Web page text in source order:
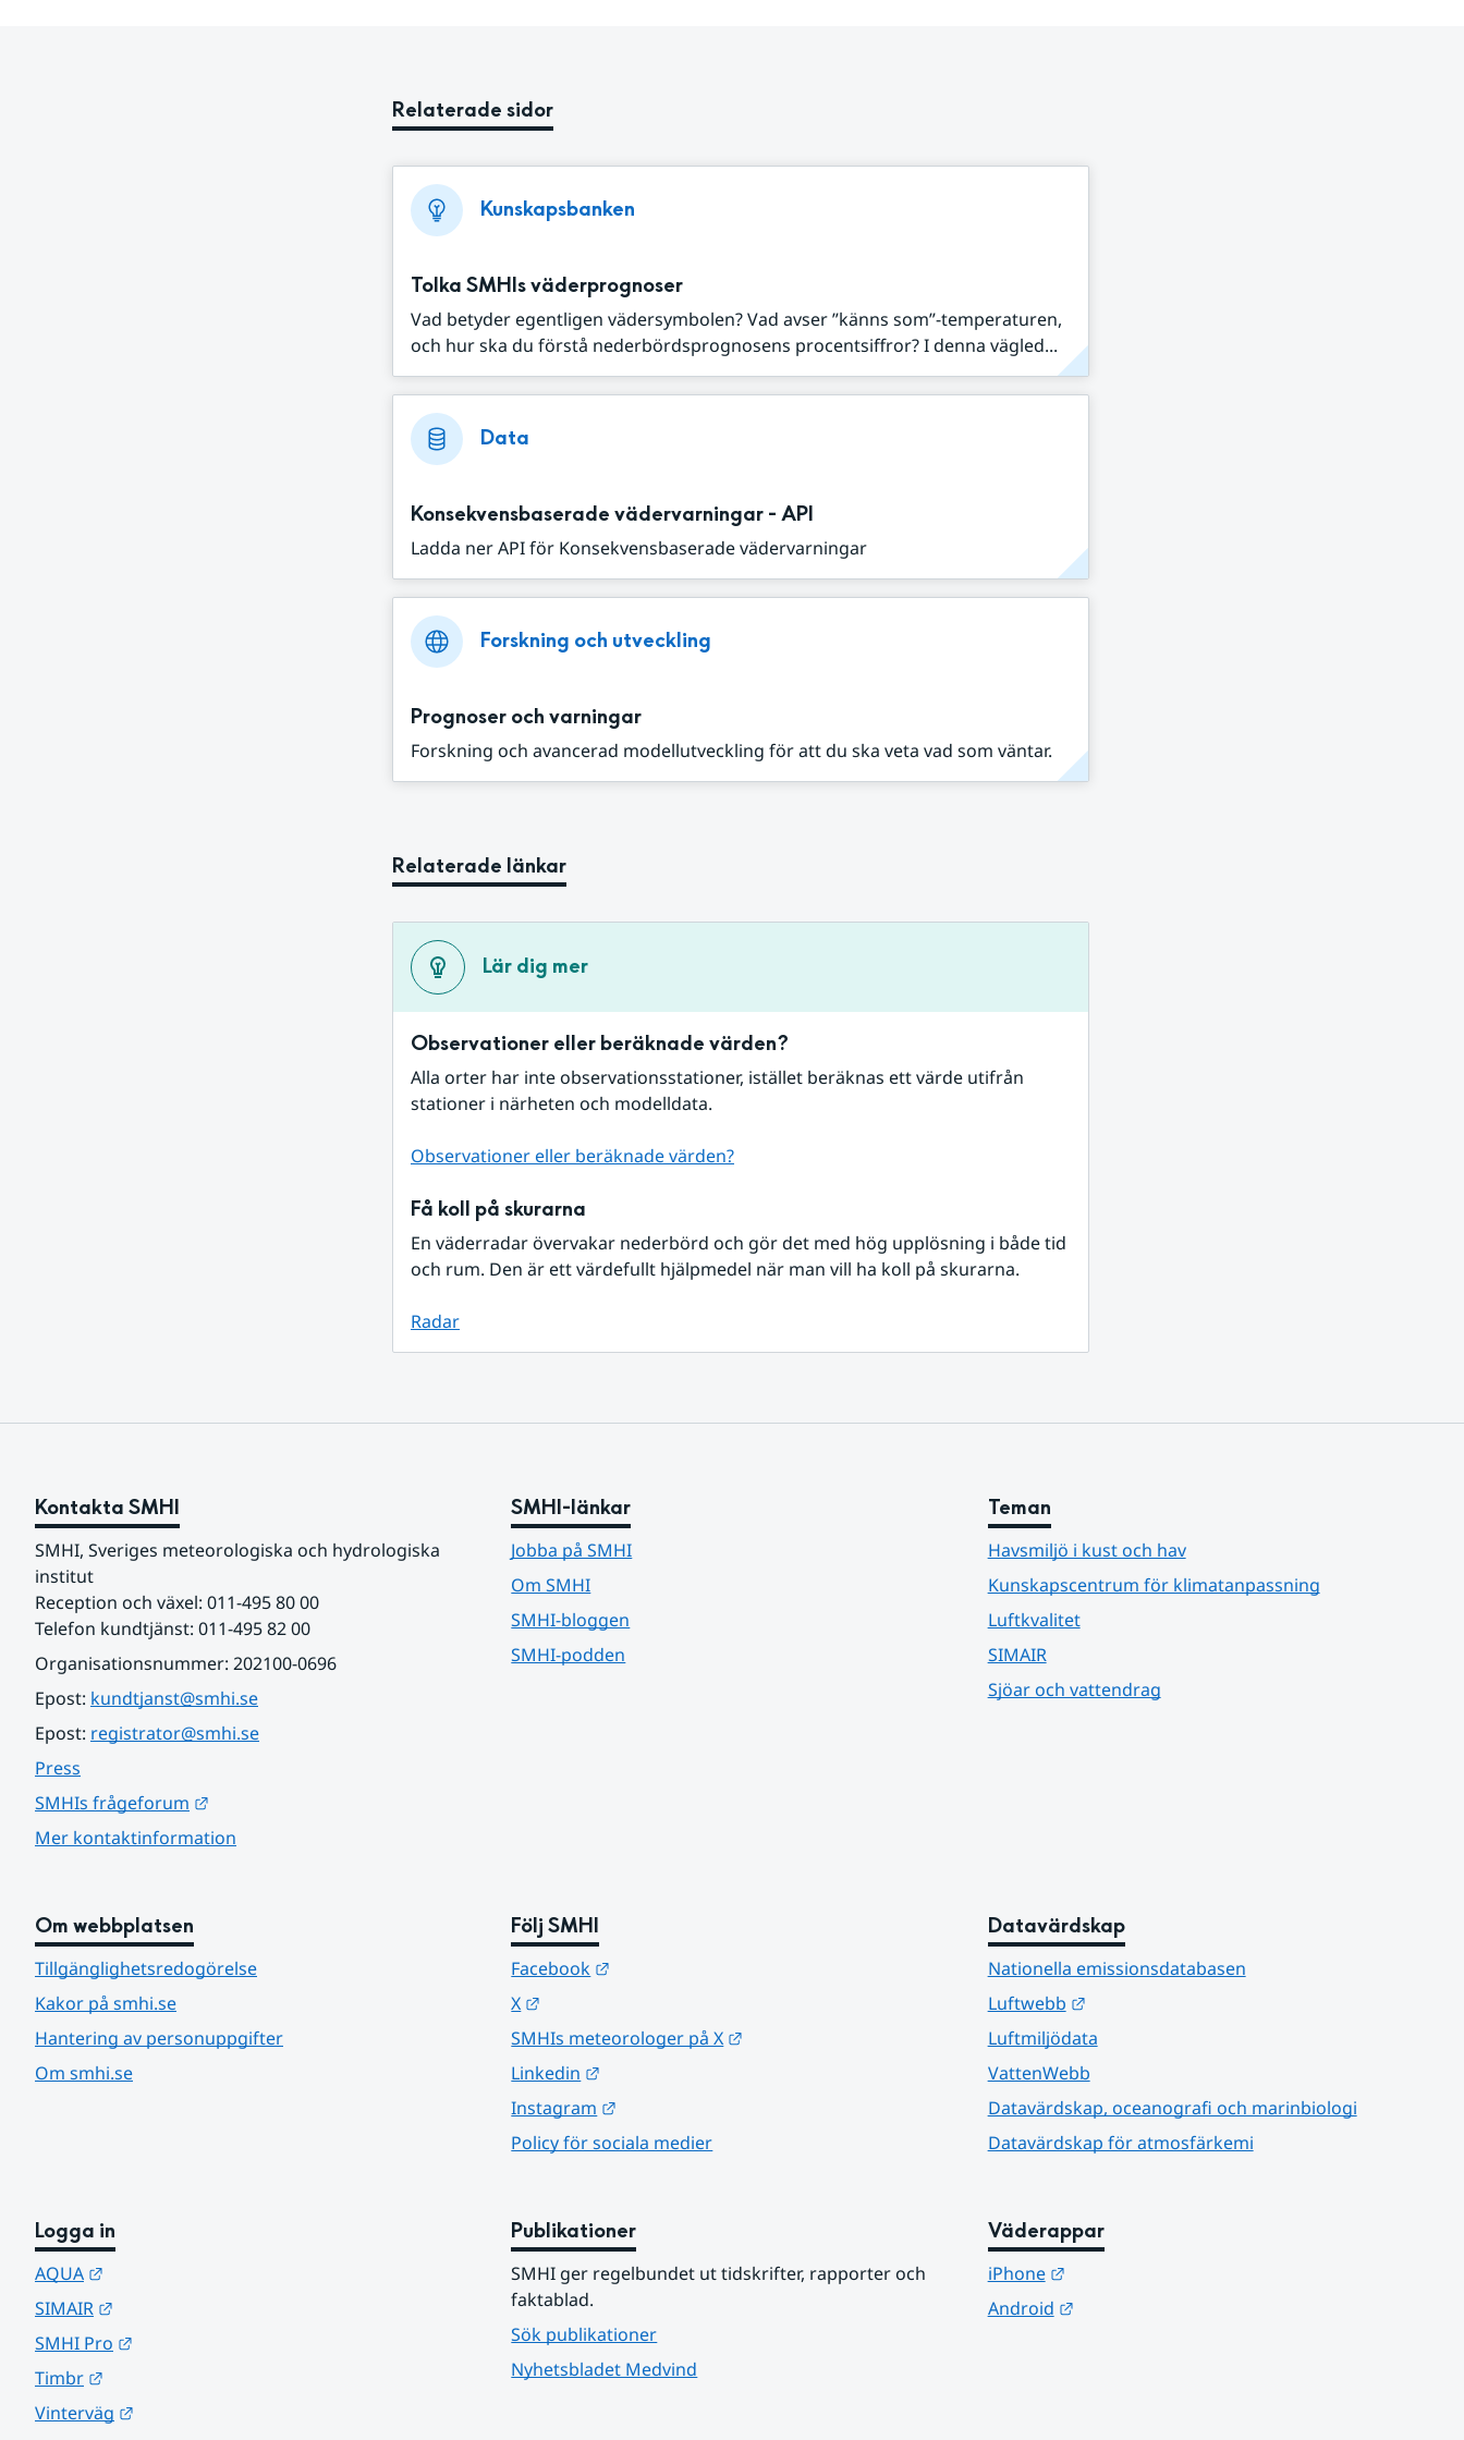
Relaterade sidor
Kunskapsbanken
Tolka SMHIs väderprognoser
Vad betyder egentligen vädersymbolen? Vad avser ”känns som”-temperaturen,
och hur ska du förstå nederbördsprognosens procentsiffror? I denna vägled...
Data
Konsekvensbaserade vädervarningar - API
Ladda ner API för Konsekvensbaserade vädervarningar
Forskning och utveckling
Prognoser och varningar
Forskning och avancerad modellutveckling för att du ska veta vad som väntar.
Relaterade länkar
Lär dig mer
Observationer eller beräknade värden?
Alla orter har inte observationsstationer, istället beräknas ett värde utifrån
stationer i närheten och modelldata.
Observationer eller beräknade värden?
Få koll på skurarna
En väderradar övervakar nederbörd och gör det med hög upplösning i både tid
och rum. Den är ett värdefullt hjälpmedel när man vill ha koll på skurarna.
Radar
Kontakta SMHI
SMHI, Sveriges meteorologiska och hydrologiska
institut
Reception och växel: 011-495 80 00
Telefon kundtjänst: 011-495 82 00
Organisationsnummer: 202100-0696
Epost: kundtjanst@smhi.se
Epost: registrator@smhi.se
Press
SMHIs frågeforum
Mer kontaktinformation
SMHI-länkar
Jobba på SMHI
Om SMHI
SMHI-bloggen
SMHI-podden
Teman
Havsmiljö i kust och hav
Kunskapscentrum för klimatanpassning
Luftkvalitet
SIMAIR
Sjöar och vattendrag
Om webbplatsen
Tillgänglighetsredogörelse
Kakor på smhi.se
Hantering av personuppgifter
Om smhi.se
Följ SMHI
Facebook
X
SMHIs meteorologer på X
Linkedin
Instagram
Policy för sociala medier
Datavärdskap
Nationella emissionsdatabasen
Luftwebb
Länk till annan webbplats.
Luftmiljödata
VattenWebb
Datavärdskap, oceanografi och marinbiologi
Datavärdskap för atmosfärkemi
Logga in
AQUA
SIMAIR
SMHI Pro
Timbr
Vinterväg
Publikationer
SMHI ger regelbundet ut tidskrifter, rapporter och
faktablad.
Sök publikationer
Nyhetsbladet Medvind
Väderappar
iPhone
Länk till annan webbplats.
Android
Länk till annan webbplats.